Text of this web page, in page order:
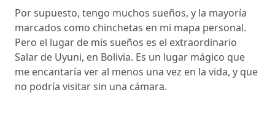
Por supuesto, tengo muchos sueños, y la mayoría
marcados como chinchetas en mi mapa personal.
Pero el lugar de mis sueños es el extraordinario
Salar de Uyuni, en Bolivia. Es un lugar mágico que
me encantaría ver al menos una vez en la vida, y que
no podría visitar sin una cámara.